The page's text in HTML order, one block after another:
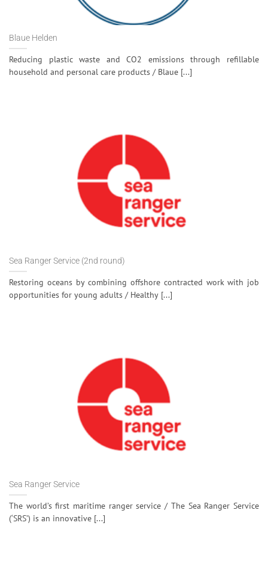
Blaue Helden
Reducing plastic waste and CO2 emissions through refillable
household and personal care products / Blaue [...]
Sea Ranger Service (2nd round)
Restoring oceans by combining offshore contracted work with job
opportunities for young adults / Healthy [...]
Sea Ranger Service
The world’s first maritime ranger service / The Sea Ranger Service
(‘SRS’) is an innovative [...]